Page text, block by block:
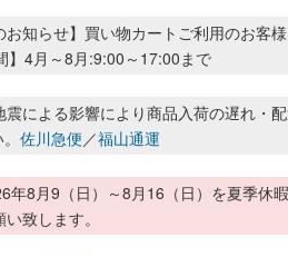
お知らせ】買い物カートご利用のお客
】4月～8月:9:00～17:00まで
震による影響により商品入荷の遅れ・
佐川急便／福山通運
年8月9（日）～8月16（日）を夏季休
致します。